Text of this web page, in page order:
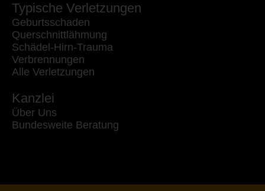
Typische Verletzungen
Geburtsschaden
Querschnittlähmung
Schädel-Hirn-Trauma
Verbrennungen
Alle Verletzungen
Kanzlei
Über Uns
Bundesweite Beratung